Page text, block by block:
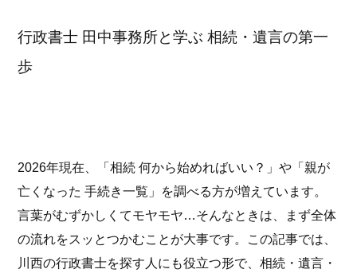
行政書士 田中事務所と学ぶ 相続・遺言の第一
歩
2026年現在、「相続 何から始めればいい？」や「親が
亡くなった 手続き一覧」を調べる方が増えています。
言葉がむずかしくてモヤモヤ…そんなときは、まず全体
の流れをスッとつかむことが大事です。この記事では、
川西の行政書士を探す人にも役立つ形で、相続・遺言・